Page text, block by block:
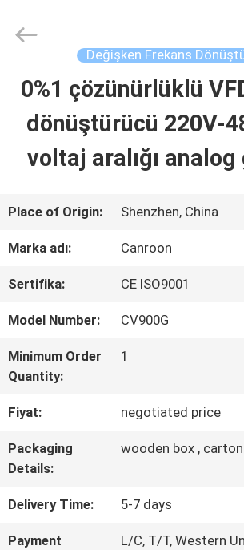
ANA
SAYFA
HAKKIMIZDA
TURU
KALITE
KONTROL
ULAŞIN
Electrical
Appliances
Rights
Değişken Frekans
0%1 çözünürlüklü
dönüştürücü 220V-
voltaj aralığı
Place of Origin: Shenzhen, China
Marka adı: Canroon
Sertifika: CE ISO9001
Model Number: CV900G
Minimum Order
Quantity:
1
Fiyat: negotiated price
Packaging
Details:
wooden box ,
Delivery Time: 5-7 days
Payment
L/C, T/T, Western